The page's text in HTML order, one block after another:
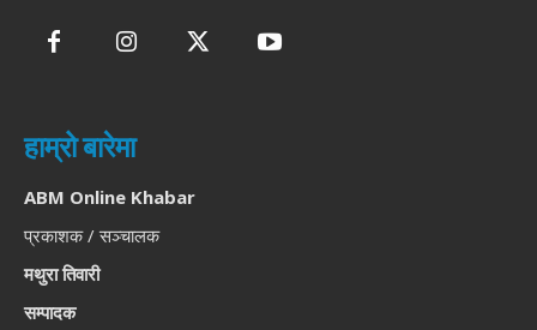
हाम्रो बारेमा
ABM Online Khabar
प्रकाशक / सञ्चालक
मथुरा तिवारी
सम्पादक